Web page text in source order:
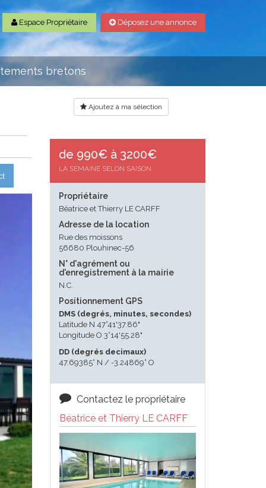
Espace Propriétaire Déposez une annonce
bretons
Ajoutez à ma sélection
de 990€ à 3200€
LA SEMAINE SELON SAISON
Propriétaire
Béatrice et Thierry LE CARFF
Adresse de la location
Rue des moissons
56680 Plouhinec-56
N° d'agrément ou
d'enregistrement à la mairie
N.C.
Positionnement GPS
DMS (degrés, minutes, secondes)
Latitude N 47°41'37.86"
Longitude O 3°14'55.28"
DD (degrés decimaux)
47.69385° N / -3.24869° O
Contactez le propriétaire
Béatrice et Thierry LE CARFF